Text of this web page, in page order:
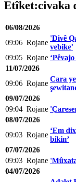
Etîket:civaka
06/08/2026
09:06 Rojane
'Divê
vebike'
09:05 Rojane
11/07/2026
09:06 Rojane
Cara
09/07/2026
09:04 Rojane
08/07/2026
09:03 Rojane
‘Em
bikin’
07/07/2026
09:03 Rojane
04/07/2026